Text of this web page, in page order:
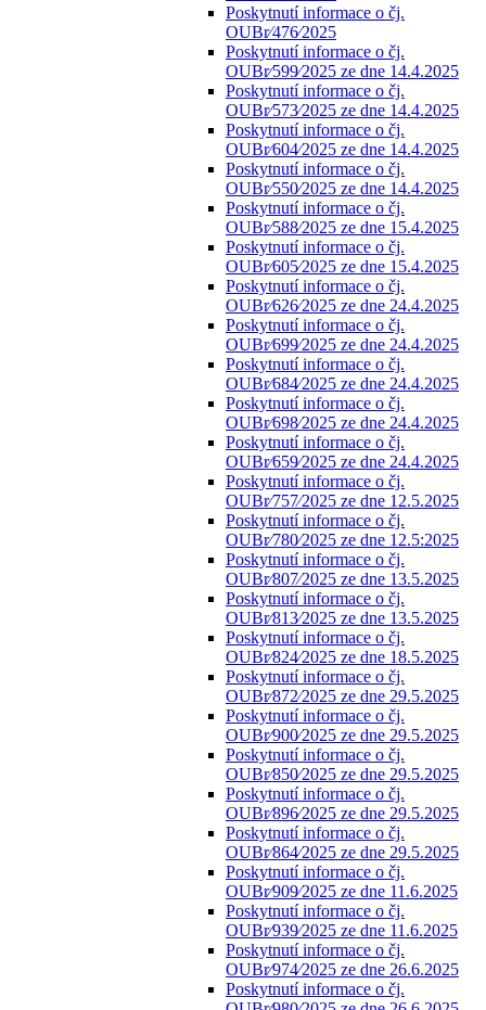
Poskytnutí informace o čj.
OUBr⁄476⁄2025
Poskytnutí informace o čj.
OUBr⁄599⁄2025 ze dne 14.4.2025
Poskytnutí informace o čj.
OUBr⁄573⁄2025 ze dne 14.4.2025
Poskytnutí informace o čj.
OUBr⁄604⁄2025 ze dne 14.4.2025
Poskytnutí informace o čj.
OUBr⁄550⁄2025 ze dne 14.4.2025
Poskytnutí informace o čj.
OUBr⁄588⁄2025 ze dne 15.4.2025
Poskytnutí informace o čj.
OUBr⁄605⁄2025 ze dne 15.4.2025
Poskytnutí informace o čj.
OUBr⁄626⁄2025 ze dne 24.4.2025
Poskytnutí informace o čj.
OUBr⁄699⁄2025 ze dne 24.4.2025
Poskytnutí informace o čj.
OUBr⁄684⁄2025 ze dne 24.4.2025
Poskytnutí informace o čj.
OUBr⁄698⁄2025 ze dne 24.4.2025
Poskytnutí informace o čj.
OUBr⁄659⁄2025 ze dne 24.4.2025
Poskytnutí informace o čj.
OUBr⁄757⁄2025 ze dne 12.5.2025
Poskytnutí informace o čj.
OUBr⁄780⁄2025 ze dne 12.5:2025
Poskytnutí informace o čj.
OUBr⁄807⁄2025 ze dne 13.5.2025
Poskytnutí informace o čj.
OUBr⁄813⁄2025 ze dne 13.5.2025
Poskytnutí informace o čj.
OUBr⁄824⁄2025 ze dne 18.5.2025
Poskytnutí informace o čj.
OUBr⁄872⁄2025 ze dne 29.5.2025
Poskytnutí informace o čj.
OUBr⁄900⁄2025 ze dne 29.5.2025
Poskytnutí informace o čj.
OUBr⁄850⁄2025 ze dne 29.5.2025
Poskytnutí informace o čj.
OUBr⁄896⁄2025 ze dne 29.5.2025
Poskytnutí informace o čj.
OUBr⁄864⁄2025 ze dne 29.5.2025
Poskytnutí informace o čj.
OUBr⁄909⁄2025 ze dne 11.6.2025
Poskytnutí informace o čj.
OUBr⁄939⁄2025 ze dne 11.6.2025
Poskytnutí informace o čj.
OUBr⁄974⁄2025 ze dne 26.6.2025
Poskytnutí informace o čj.